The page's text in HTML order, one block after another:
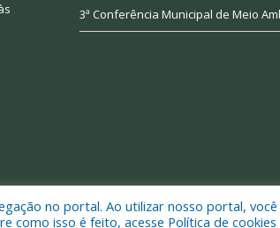
3ª Conferência Municipal de Meio
de Limoeiro do Ajuru.
no portal. Ao utilizar nosso portal,
como isso é feito, acesse Política de cookies